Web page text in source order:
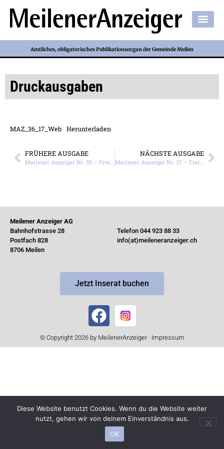
Amtliches, obligatorisches Publikationsorgan der Gemeinde Meilen
Druckausgaben
MAZ_36_17_Web Herunterladen
FRÜHERE AUSGABE
Meilener Anzeiger Nr. 35 – Freitag, 1. September 2017
NÄCHSTE AUSGABE
Meilener Anzeiger Nr. 37 – Freitag, 15. September 2017
Meilener Anzeiger AG
Bahnhofstrasse 28
Postfach 828
8706 Meilen
Telefon 044 923 88 33
info(at)meileneranzeiger.ch
Jetzt Inserat buchen
© Copyright 2026 by MeilenerAnzeiger · Impressum
Diese Website benutzt Cookies. Wenn du die Website weiter
nutzt, gehen wir von deinem Einverständnis aus.
OK